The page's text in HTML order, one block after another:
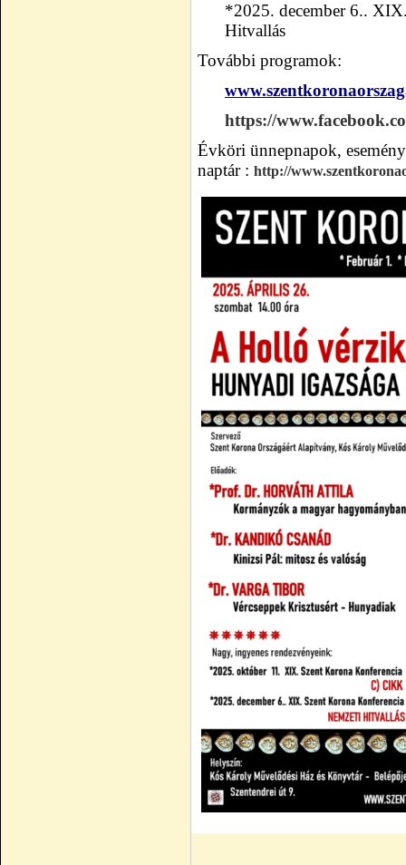
*2025. december 6..
Hitvallás
További programok:
https://
Évköri ünnepnapok,
naptár : http://